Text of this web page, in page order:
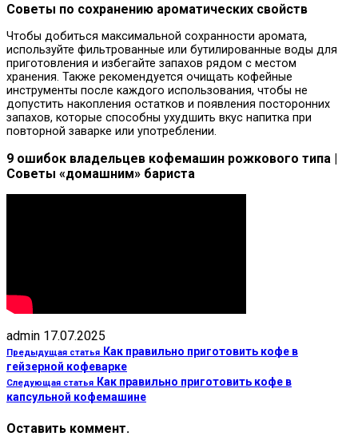
Советы по сохранению ароматических свойств
Чтобы добиться максимальной сохранности аромата,
используйте фильтрованные или бутилированные воды для
приготовления и избегайте запахов рядом с местом
хранения. Также рекомендуется очищать кофейные
инструменты после каждого использования, чтобы не
допустить накопления остатков и появления посторонних
запахов, которые способны ухудшить вкус напитка при
повторной заварке или употреблении.
9 ошибок владельцев кофемашин рожкового типа |
Советы «домашним» бариста
admin 17.07.2025
Предыдущая статья Как правильно приготовить кофе в
гейзерной кофеварке
Следующая статья Как правильно приготовить кофе в
капсульной кофемашине
Оставить коммент.